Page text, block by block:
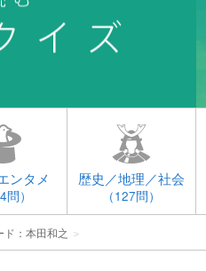
ンタメ
問）
歴史／地理／社会
（127問）
ド：本田和之 ＞